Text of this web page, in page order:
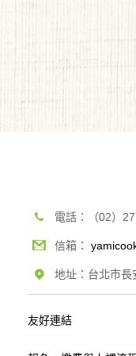
電話：（02）
信箱：
地址：台北市長
友好連結